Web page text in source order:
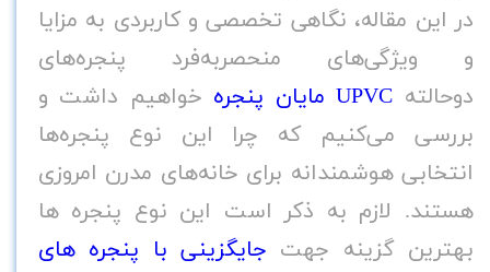
در این مقاله، نگاهی تخصصی و کاربردی به مزایا
و ویژگی‌های منحصربه‌فرد پنجره‌های
دوحالته UPVC مایان پنجره خواهیم داشت و
بررسی می‌کنیم که چرا این نوع پنجره‌ها
انتخابی هوشمندانه برای خانه‌های مدرن امروزی
هستند. لازم به ذکر است این نوع پنجره ها
بهترین گزینه جهت جایگزینی با پنجره های